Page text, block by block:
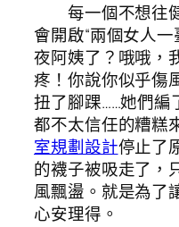
每一個不想往健
會開啟“兩個女人
夜阿姨了？哦哦，
疼！你說你似乎傷
扭了腳踝……她們編
都不太信任的糟糕
室規劃設計停止了
的襪子被吸走了，
風飄盪。就是為了
心安理得。